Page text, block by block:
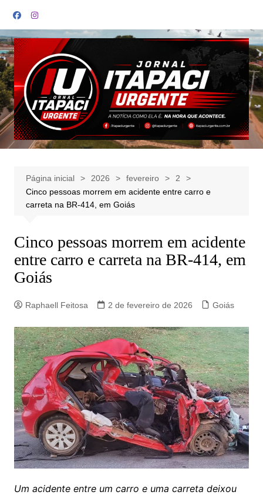
para
o
conteúdo
Página inicial 2026 fevereiro
2
Cinco pessoas morrem em acidente entre carro e
carreta na BR-414, em Goiás
Cinco pessoas morrem em acidente
entre carro e carreta na BR-414, em
Goiás
Raphaell Feitosa 2 de fevereiro de 2026 Goiás
Um acidente entre um carro e uma carreta deixou